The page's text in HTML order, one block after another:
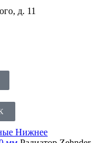
д. 11
Нижнее